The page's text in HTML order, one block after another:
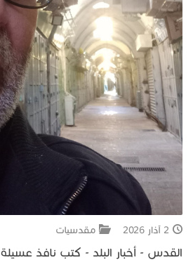
من نحن
2 آذار 2026 مقدسيات
القدس - أخبار البلد - كتب نافذ عسيلة